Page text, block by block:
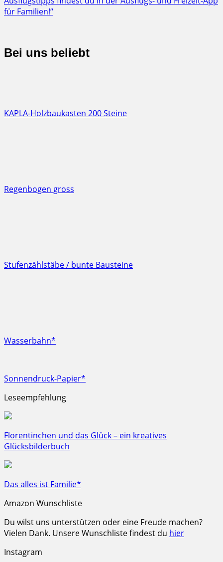
Bei uns beliebt
KAPLA-Holzbaukasten 200 Steine
Regenbogen gross
Stufenzählstäbe / bunte Bausteine
Wasserbahn*
Sonnendruck-Papier*
Leseempfehlung
Florentinchen und das Glück – ein kreatives
Glücksbilderbuch
Das alles ist Familie*
Amazon Wunschliste
Du wilst uns unterstützen oder eine Freude machen?
Vielen Dank. Unsere Wunschliste findest du hier
Instagram